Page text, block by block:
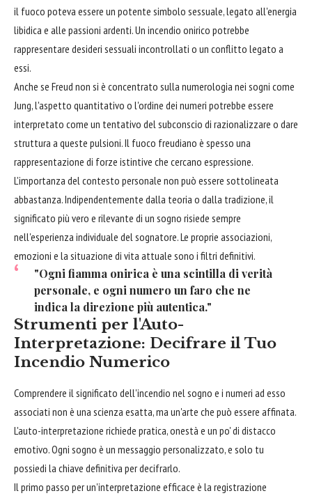
il fuoco poteva essere un potente simbolo sessuale, legato all'energia
libidica e alle passioni ardenti. Un incendio onirico potrebbe
rappresentare desideri sessuali incontrollati o un conflitto legato a
essi.
Anche se Freud non si è concentrato sulla numerologia nei sogni come
Jung, l'aspetto quantitativo o l'ordine dei numeri potrebbe essere
interpretato come un tentativo del subconscio di razionalizzare o dare
struttura a queste pulsioni. Il fuoco freudiano è spesso una
rappresentazione di forze istintive che cercano espressione.
L'importanza del contesto personale non può essere sottolineata
abbastanza. Indipendentemente dalla teoria o dalla tradizione, il
significato più vero e rilevante di un sogno risiede sempre
nell'esperienza individuale del sognatore. Le proprie associazioni,
emozioni e la situazione di vita attuale sono i filtri definitivi.
"Ogni fiamma onirica è una scintilla di verità
personale, e ogni numero un faro che ne
indica la direzione più autentica."
Strumenti per l'Auto-
Interpretazione: Decifrare il Tuo
Incendio Numerico
Comprendere il significato dell'incendio nel sogno e i numeri ad esso
associati non è una scienza esatta, ma un'arte che può essere affinata.
L'auto-interpretazione richiede pratica, onestà e un po' di distacco
emotivo. Ogni sogno è un messaggio personalizzato, e solo tu
possiedi la chiave definitiva per decifrarlo.
Il primo passo per un'interpretazione efficace è la registrazione